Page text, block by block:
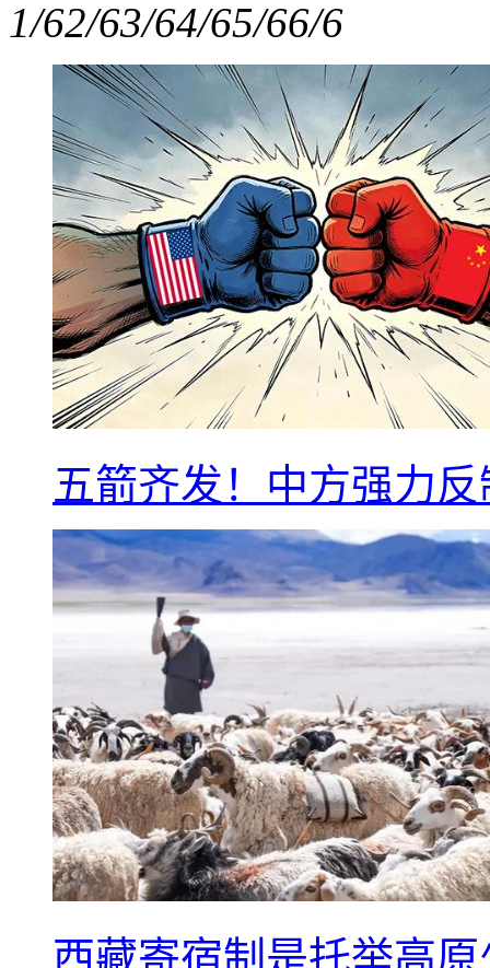
1/62/63/64/65/66/6
五箭齐发！中方强力
西藏寄宿制是托举高